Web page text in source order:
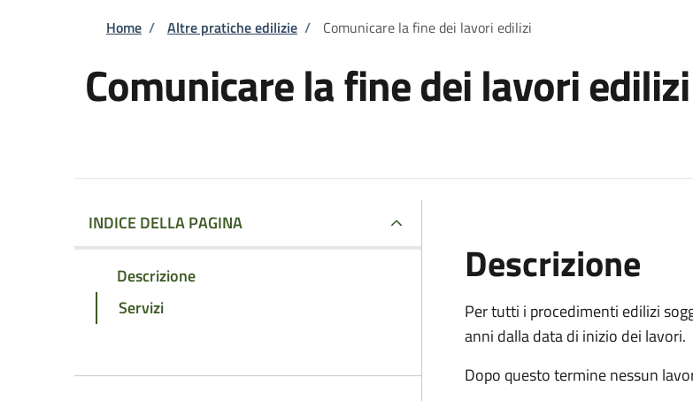
Briciole di pane
Home / Altre pratiche edilizie / Comunicare la fine dei lavori edilizi
Comunicare la fine dei lavori edilizi
INDICE DELLA PAGINA
Descrizione
Servizi
Descrizione
Per tutti i procedimenti edilizi
anni dalla data di inizio dei lavori.
Dopo questo termine nessun